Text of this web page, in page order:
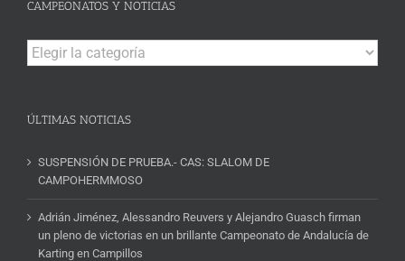
CAMPEONATOS Y NOTICIAS
Campeonatos
y
ÚLTIMAS NOTICIAS
SUSPENSIÓN DE PRUEBA.- CAS: SLALOM DE
CAMPOHERMMOSO
Adrián Jiménez, Alessandro Reuvers y Alejandro Guasch firman
un pleno de victorias en un brillante Campeonato de Andalucía de
Karting en Campillos